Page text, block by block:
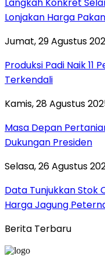
Langkah Konkret
Lonjakan Harga Pakan
Jumat, 29 Agustus
Produksi Padi Naik 11
Terkendali
Kamis, 28 Agustus
Masa Depan
Dukungan Presiden
Selasa, 26 Agustus
Data Tunjukkan Stok
Harga Jagung
Berita Terbaru